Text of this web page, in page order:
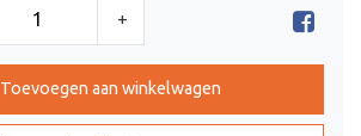
+
Toevoegen aan winkelwagen